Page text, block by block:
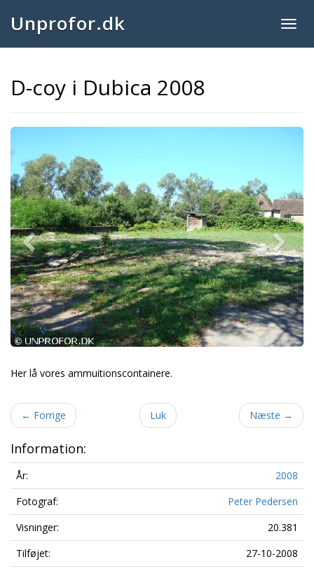
Unprofor.dk
D-coy i Dubica 2008
Previous
Her lå vores ammuitionscontainere.
← Forrige Luk Næste →
Information:
År:
2008
Fotograf:
Peter Pedersen
Visninger:
20.381
Tilføjet:
27-10-2008